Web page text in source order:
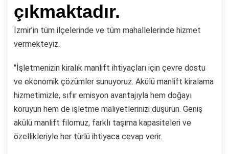
çıkmaktadır.
İzmir’in tüm ilçelerinde ve tüm mahallelerinde hizmet
vermekteyiz.
"İşletmenizin kiralık manlift ihtiyaçları için çevre dostu
ve ekonomik çözümler sunuyoruz. Akülü manlift kiralama
hizmetimizle, sıfır emisyon avantajıyla hem doğayı
koruyun hem de işletme maliyetlerinizi düşürün. Geniş
akülü manlift filomuz, farklı taşıma kapasiteleri ve
özellikleriyle her türlü ihtiyaca cevap verir.